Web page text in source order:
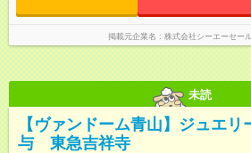
掲載元企業名 株式会社シーエーセー
未読
【ヴァンドーム青山】ジュエ
与 東急吉祥寺